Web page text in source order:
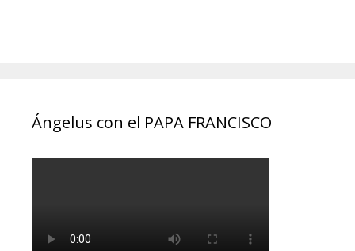
Ángelus con el PAPA FRANCISCO